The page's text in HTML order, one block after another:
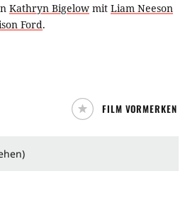
Kathryn Bigelow mit Liam Neeson
Ford.
FILM VORMERKEN